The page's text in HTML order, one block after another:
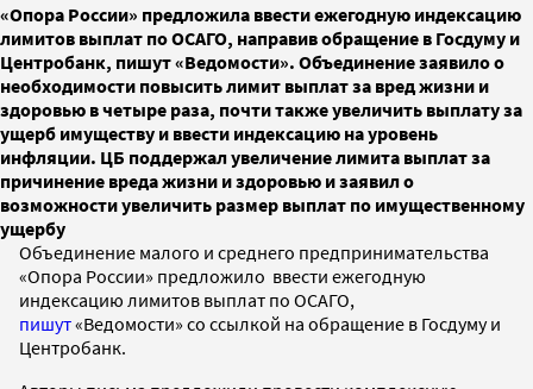
«Опора России» предложила ввести ежегодную индексацию
лимитов выплат по ОСАГО, направив обращение в Госдуму и
Центробанк, пишут «Ведомости». Объединение заявило о
необходимости повысить лимит выплат за вред жизни и
здоровью в четыре раза, почти также увеличить выплату за
ущерб имуществу и ввести индексацию на уровень
инфляции. ЦБ поддержал увеличение лимита выплат за
причинение вреда жизни и здоровью и заявил о
возможности увеличить размер выплат по имущественному
ущербу
Объединение малого и среднего предпринимательства
«Опора России» предложило ввести ежегодную
индексацию лимитов выплат по ОСАГО,
пишут«Ведомости» со ссылкой на обращение в Госдуму и
Центробанк.